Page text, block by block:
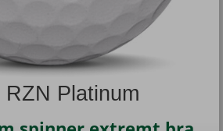
RZN Platinum